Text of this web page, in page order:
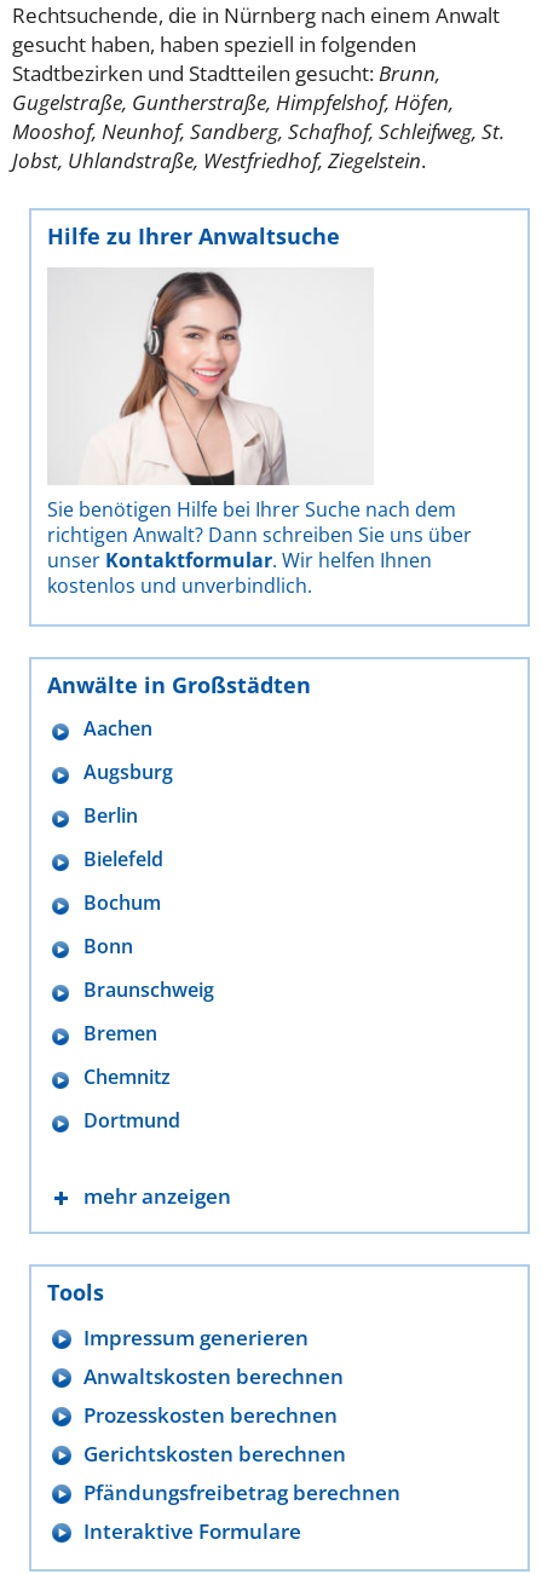
Rechtsuchende, die in Nürnberg nach einem Anwalt
gesucht haben, haben speziell in folgenden
Stadtbezirken und Stadtteilen gesucht:Brunn,
Gugelstraße, Guntherstraße, Himpfelshof, Höfen,
Mooshof, Neunhof, Sandberg, Schafhof, Schleifweg, St.
Jobst, Uhlandstraße, Westfriedhof, Ziegelstein.
Hilfe zu Ihrer Anwaltsuche
Sie benötigen Hilfe bei Ihrer Suche nach dem
richtigen Anwalt? Dann schreiben Sie uns über
unser Kontaktformular. Wir helfen Ihnen
kostenlos und unverbindlich.
Anwälte in Großstädten
Aachen
Augsburg
Berlin
Bielefeld
Bochum
Bonn
Braunschweig
Bremen
Chemnitz
Dortmund
mehr anzeigen
Tools
Impressum generieren
Anwaltskosten berechnen
Prozesskosten berechnen
Gerichtskosten berechnen
Pfändungsfreibetrag berechnen
Interaktive Formulare